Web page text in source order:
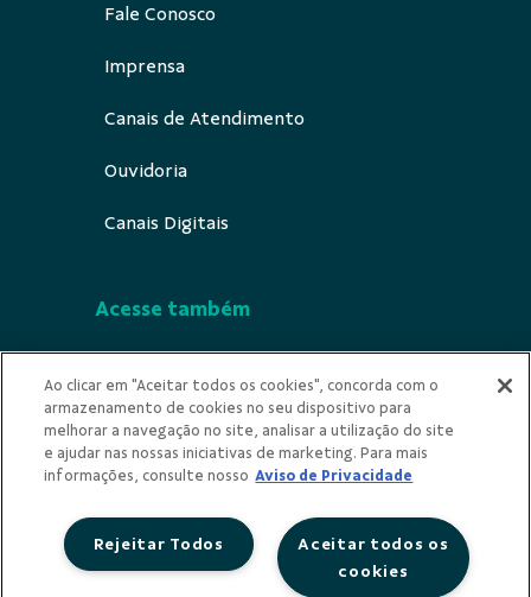
Fale Conosco
Imprensa
Canais de Atendimento
Ouvidoria
Canais Digitais
Acesse também
Indícios de Ilicitude
Privacidade
Ao clicar em "Aceitar todos os cookies", concorda com o
armazenamento de cookies no seu dispositivo para
melhorar a navegação no site, analisar a utilização do site
e ajudar nas nossas iniciativas de marketing. Para mais
informações, consulte nosso Aviso de Privacidade
Aceitar todos os
cookies
Rejeitar Todos